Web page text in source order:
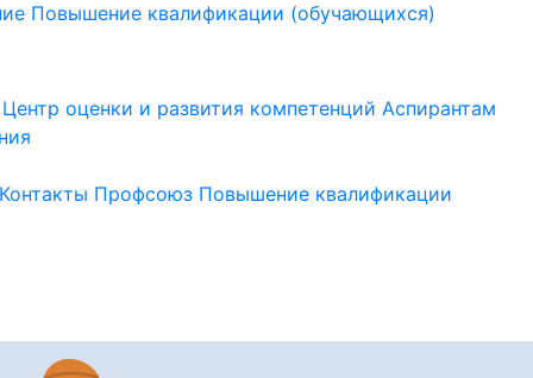
Повышение квалификации (обучающихся)
Центр оценки и развития компетенций Аспирантам
Контакты Профсоюз Повышение квалификации